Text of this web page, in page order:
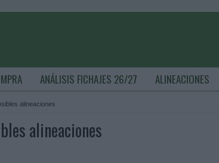
ANÁLISIS FICHAJES 26/27 ALINEACIONES
alineaciones
alineaciones